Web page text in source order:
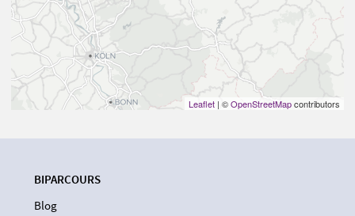
Leaflet | ©OpenStreetMapcontributors
BIPARCOURS
Blog